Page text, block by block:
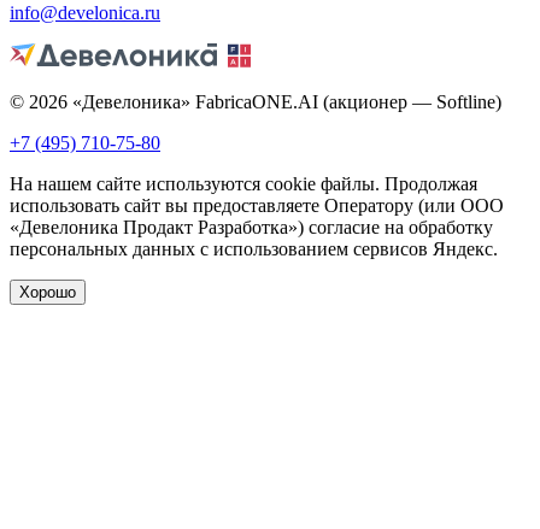
info@develonica.ru
© 2026 «Девелоника» FabricaONE.AI (акционер — Softline)
+7 (495) 710-75-80
На нашем сайте используются cookie файлы. Продолжая
использовать сайт вы предоставляете Оператору (или ООО
«Девелоника Продакт Разработка») согласие на обработку
персональных данных с использованием сервисов Яндекс.
Хорошо